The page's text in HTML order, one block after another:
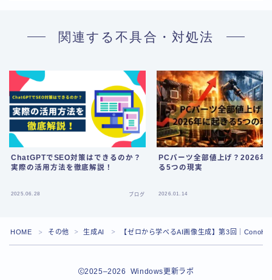
Follow Me
関連する不具合・対処法
ChatGPTでSEO対策はできるのか？
実際の活用方法を徹底解説！
2025.06.28 ブログ
PCパーツ全部値上げ？2026年
る5つの現実
2026.01.14
HOME ＞ その他 ＞ 生成AI ＞ 【ゼロから学べるAI画像生成】第3回｜
2025–2026 Windows更新ラボ